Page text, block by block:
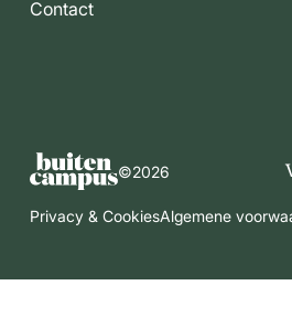
Contact
©2026
Privacy & CookiesAlgemene